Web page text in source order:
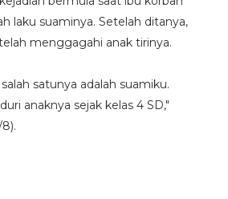
laku suaminya. Setelah ditanya,
menggagahi anak tirinya.
satunya adalah suamiku.
anaknya sejak kelas 4 SD,"